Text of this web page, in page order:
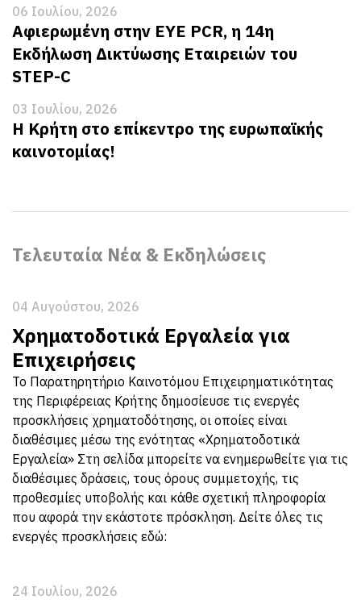
06 Ιουλίου, 2026
Αφιερωμένη στην EYE PCR, η 14η
Εκδήλωση Δικτύωσης Εταιρειών του
STEP-C
03 Ιουλίου, 2026
Η Κρήτη στο επίκεντρο της ευρωπαϊκής
καινοτομίας!
Τελευταία Νέα & Εκδηλώσεις
04 Αυγούστου, 2026
Χρηματοδοτικά Εργαλεία για
Επιχειρήσεις
Το Παρατηρητήριο Καινοτόμου Επιχειρηματικότητας
της Περιφέρειας Κρήτης δημοσίευσε τις ενεργές
προσκλήσεις χρηματοδότησης, οι οποίες είναι
διαθέσιμες μέσω της ενότητας «Χρηματοδοτικά
Εργαλεία» Στη σελίδα μπορείτε να ενημερωθείτε για τις
διαθέσιμες δράσεις, τους όρους συμμετοχής, τις
προθεσμίες υποβολής και κάθε σχετική πληροφορία
που αφορά την εκάστοτε πρόσκληση. Δείτε όλες τις
ενεργές προσκλήσεις εδώ:
24 Ιουλίου, 2026